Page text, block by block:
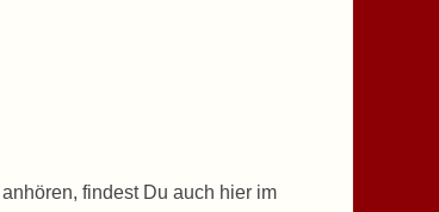
findest Du auch hier im